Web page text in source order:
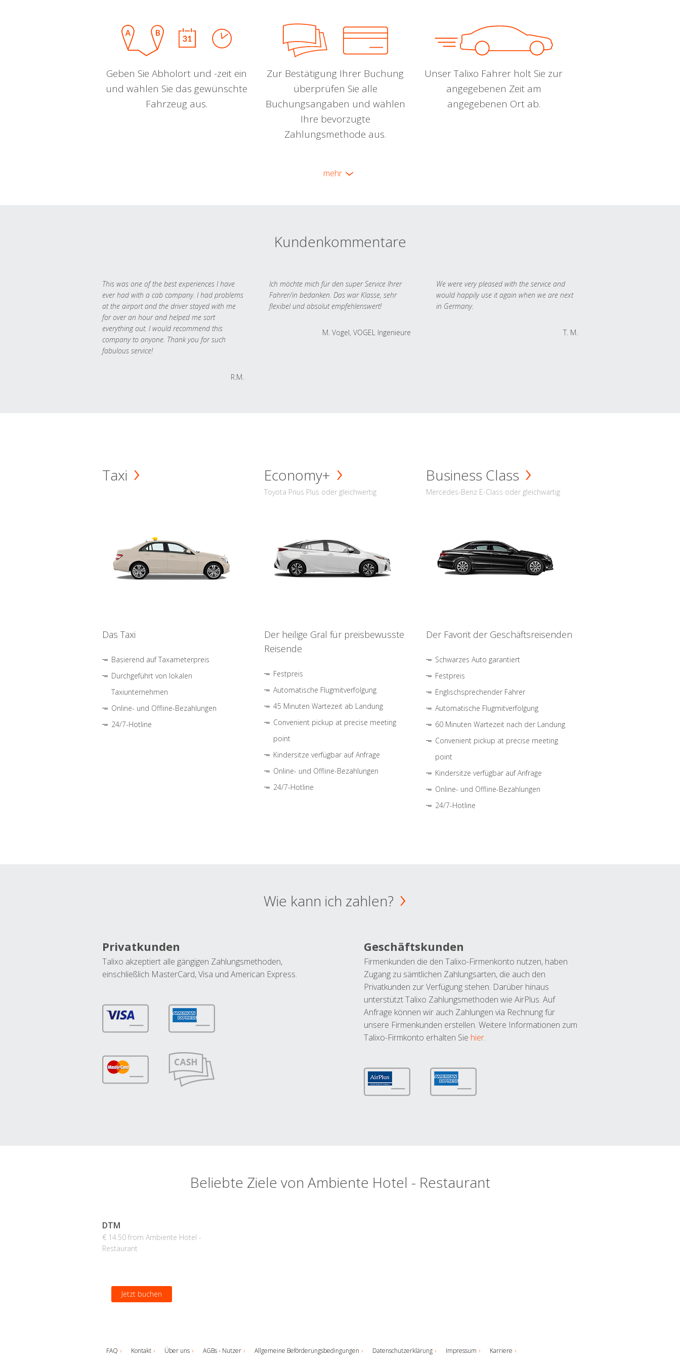
Geben Sie Abholort und -zeit ein
und wählen Sie das gewünschte
Fahrzeug aus.
Zur Bestätigung Ihrer Buchung
überprüfen Sie alle
Buchungsangaben und wählen
Ihre bevorzugte
Zahlungsmethode aus.
Unser Talixo Fahrer holt Sie zur
angegebenen Zeit am
angegebenen Ort ab.
mehr
Kundenkommentare
This was one of the best experiences I have
ever had with a cab company. I had problems
at the airport and the driver stayed with me
for over an hour and helped me sort
everything out. I would recommend this
company to anyone. Thank you for such
fabulous service!
R.M.
Ich möchte mich für den super Service Ihrer
Fahrer/in bedanken. Das war Klasse, sehr
flexibel und absolut empfehlenswert!
M. Vogel, VOGEL Ingenieure
We were very pleased with the service and
would happily use it again when we are next
in Germany.
T. M.
Taxi
Das Taxi
Basierend auf Taxameterpreis
Durchgeführt von lokalen
Taxiunternehmen
Online- und Offline-Bezahlungen
24/7-Hotline
Economy+
Toyota Prius Plus oder gleichwertig
Der heilige Gral für preisbewusste
Reisende
Festpreis
Automatische Flugmitverfolgung
45 Minuten Wartezeit ab Landung
Convenient pickup at precise meeting
point
Kindersitze verfügbar auf Anfrage
Online- und Offline-Bezahlungen
24/7-Hotline
Business Class
Mercedes-Benz E-Class oder gleichwärtig
Der Favorit der Geschäftsreisenden
Schwarzes Auto garantiert
Festpreis
Englischsprechender Fahrer
Automatische Flugmitverfolgung
60 Minuten Wartezeit nach der Landung
Convenient pickup at precise meeting
point
Kindersitze verfügbar auf Anfrage
Online- und Offline-Bezahlungen
24/7-Hotline
Wie kann ich zahlen?
Privatkunden
Talixo akzeptiert alle gängigen Zahlungsmethoden,
einschließlich MasterCard, Visa und American Express.
Geschäftskunden
Firmenkunden die den Talixo-Firmenkonto nutzen, haben
Zugang zu sämtlichen Zahlungsarten, die auch den
Privatkunden zur Verfügung stehen. Darüber hinaus
unterstützt Talixo Zahlungsmethoden wie AirPlus. Auf
Anfrage können wir auch Zahlungen via Rechnung für
unsere Firmenkunden erstellen. Weitere Informationen zum
Talixo-Firmkonto erhalten Sie hier.
Beliebte Ziele von Ambiente Hotel - Restaurant
DTM
€ 14.50 from Ambiente Hotel -
Restaurant
Jetzt buchen
FAQ Kontakt Über uns AGBs - Nutzer Allgemeine Beförderungsbedingungen Datenschutzerklärung Impressum Karriere